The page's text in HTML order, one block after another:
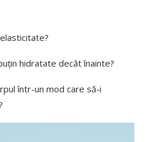
hidratate decât înainte?
într-un mod care să-i